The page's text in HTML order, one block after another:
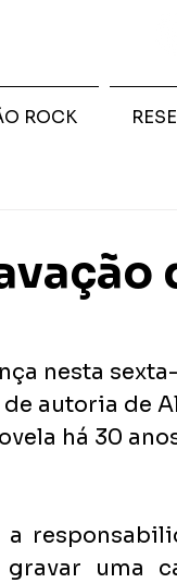
nesta
de autoria de
há 30
uma
ROCK